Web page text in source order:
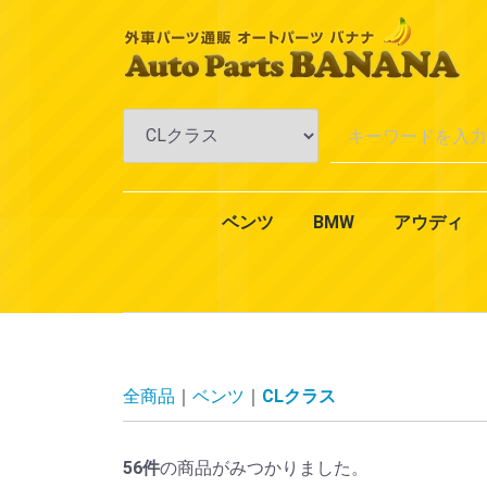
ベンツ
エン
エン
冷却
AC・
ミッ
アク
オイ
エク
イン
BMW アウディ
全商品 ベンツ CLクラス
56件の商品がみつかりました。